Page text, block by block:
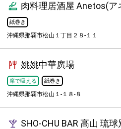
肉料理居酒屋 Anetos(ア
紙巻き
沖縄県那覇市松山１丁目２８-１１
姚姚中華廣場
席で吸える 紙巻き
沖縄県那覇市松山１-１８-８
SHO-CHU BAR 高山 琉球